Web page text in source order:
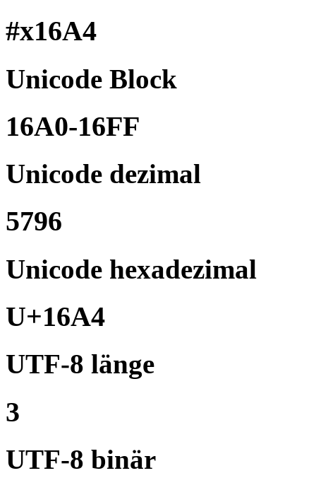
#x16A4
Unicode Block
16A0-16FF
Unicode dezimal
5796
Unicode hexadezimal
U+16A4
UTF-8 länge
3
UTF-8 binär